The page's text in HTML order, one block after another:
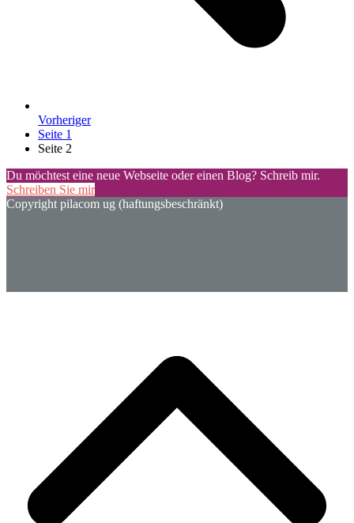
Vorheriger
Seite 1
Seite 2
Du möchtest eine neue Webseite oder einen Blog? Schreib mir.
Schreiben Sie mir
Copyright pilacom ug (haftungsbeschränkt)